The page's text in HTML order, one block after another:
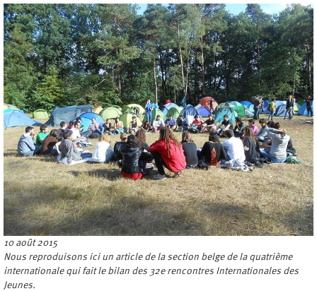
10 août 2015
Nous reproduisons ici un article de la section belge de la quatrième
internationale qui fait le bilan des 32e rencontres Internationales des
Jeunes.